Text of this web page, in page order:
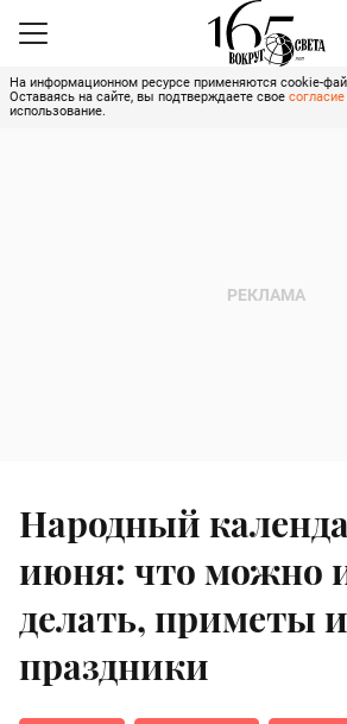
На информационном ресурсе применяются cookie-
Оставаясь на сайте, вы подтверждаете свое согласие
использование.
Народный
июня: что можно
делать, приметы и
праздники